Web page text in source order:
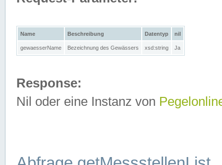
Name Beschreibung Datentyp nil
gewaesserName Bezeichnung des Gewässers xsd:string Ja
Response:
Nil oder eine Instanz von